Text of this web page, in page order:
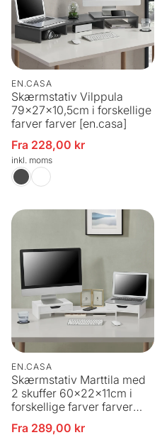
EN.CASA
Skærmstativ Vilppula
79x27x10,5cm i forskellige
farver farver [en.casa]
Udsalgspris
Fra 228,00 kr
inkl. moms
EN.CASA
Skærmstativ Marttila med
2 skuffer 60x22x11cm i
forskellige farver farver
Udsalgspris
Fra 289,00 kr